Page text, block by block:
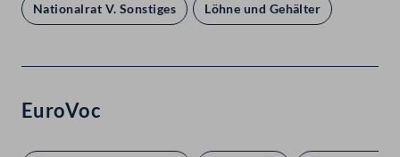
Nationalrat V. Sonstiges Löhne und Gehälter
EuroVoc